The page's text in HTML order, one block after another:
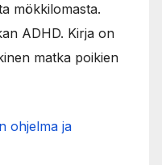
mökkilomasta.
ADHD. Kirja on
matka poikien
ohjelma ja